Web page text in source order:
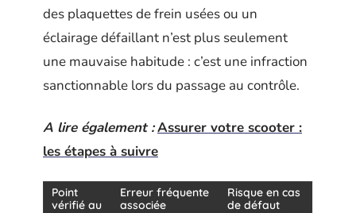
des plaquettes de frein usées ou un
éclairage défaillant n’est plus seulement
une mauvaise habitude : c’est une infraction
sanctionnable lors du passage au contrôle.
A lire également :Assurer votre scooter :
les étapes à suivre
Point
vérifié au
Erreur fréquente
associée
Risque en cas
de défaut